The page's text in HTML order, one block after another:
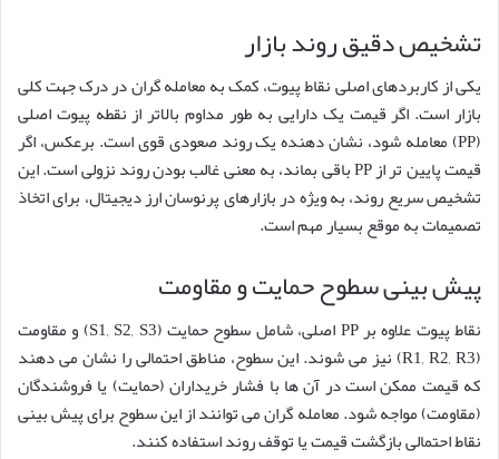
تشخیص دقیق روند بازار
یکی از کاربردهای اصلی نقاط پیوت، کمک به معامله گران در درک جهت کلی
بازار است. اگر قیمت یک دارایی به طور مداوم بالاتر از نقطه پیوت اصلی
(PP) معامله شود، نشان دهنده یک روند صعودی قوی است. برعکس، اگر
قیمت پایین تر از PP باقی بماند، به معنی غالب بودن روند نزولی است. این
تشخیص سریع روند، به ویژه در بازارهای پرنوسان ارز دیجیتال، برای اتخاذ
تصمیمات به موقع بسیار مهم است.
پیش بینی سطوح حمایت و مقاومت
نقاط پیوت علاوه بر PP اصلی، شامل سطوح حمایت (S1, S2, S3) و مقاومت
(R1, R2, R3) نیز می شوند. این سطوح، مناطق احتمالی را نشان می دهند
که قیمت ممکن است در آن ها با فشار خریداران (حمایت) یا فروشندگان
(مقاومت) مواجه شود. معامله گران می توانند از این سطوح برای پیش بینی
نقاط احتمالی بازگشت قیمت یا توقف روند استفاده کنند.